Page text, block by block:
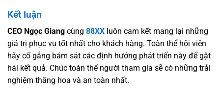
Kết luận
CEO Ngọc Giang cùng 88XX luôn cam kết mang lại những
giá trị phục vụ tốt nhất cho khách hàng. Toàn thể hội viên
hãy cố gắng bám sát các định hướng phát triển này để gặt
hái kết quả. Chúc toàn thể người tham gia sẽ có những trải
nghiệm thăng hoa và an toàn nhất.